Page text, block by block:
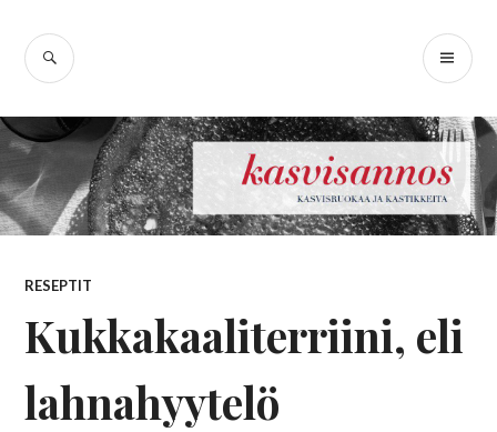
content
SEARCH
RESEPTIT
Kukkakaaliterriini, eli
lahnahyytelö